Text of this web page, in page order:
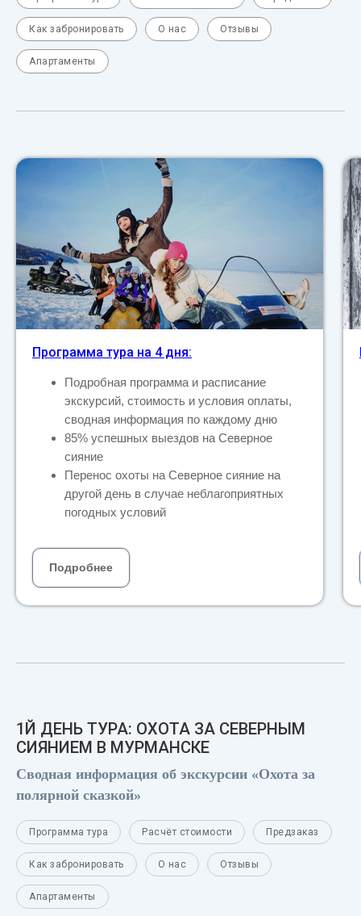
Как забронировать О нас Отзывы
Апартаменты
Программа тура на 4 дня:
Подробная программа и расписание
экскурсий, стоимость и условия оплаты,
сводная информация по каждому дню
85% успешных выездов на Северное
сияние
Перенос охоты на Северное сияние на
другой день в случае неблагоприятных
погодных условий
Подробнее
1Й ДЕНЬ ТУРА: ОХОТА ЗА СЕВЕРНЫМ
СИЯНИЕМ В МУРМАНСКЕ
Сводная информация об экскурсии «Охота за
полярной сказкой»
Программа тура Расчёт стоимости Предзаказ
Как забронировать О нас Отзывы
Апартаменты